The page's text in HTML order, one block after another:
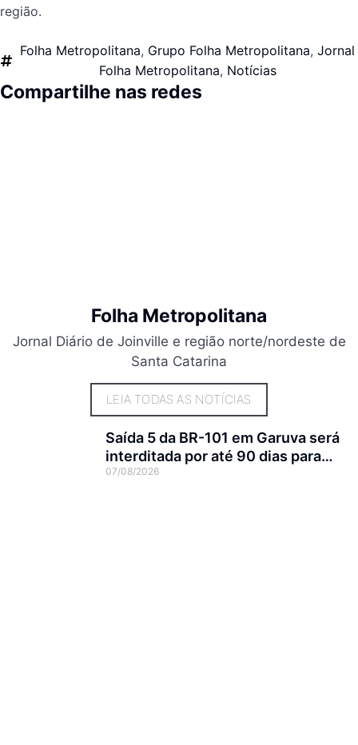
região.
Folha Metropolitana, Grupo Folha Metropolitana, Jornal
Folha Metropolitana, Notícias
Compartilhe nas redes
Folha Metropolitana
Jornal Diário de Joinville e região norte/nordeste de
Santa Catarina
LEIA TODAS AS NOTÍCIAS
Saída 5 da BR-101 em Garuva será
interditada por até 90 dias para
obras
07/08/2026